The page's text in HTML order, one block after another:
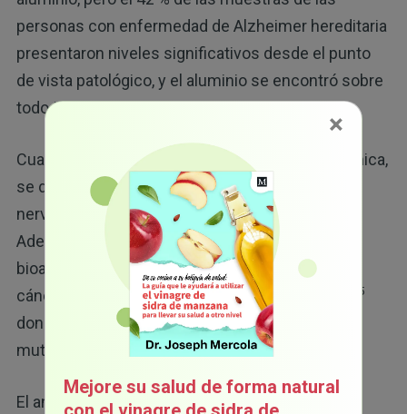
personas con enfermedad de Alzheimer hereditaria
presentaron niveles significativos desde el punto
de vista patológico, y el aluminio se encontró sobre
todo junto a las placas de beta amiloide.
Cuando el aluminio alcanza la circulación sistémica,
se distribuye a órganos diana como el sistema
nervioso, el esquelético y el hematopoyético.
Además, los investigadores han relacionado la
bioacumulación de aluminio con varios tipos de
cáncer, incluyendo el de mama y el colorrectal.
15
donde se ha relacionado con una alta tasa de
mutaciones.
El análisis de las muestras de cáncer de colon
×
Mejore su salud de forma natural